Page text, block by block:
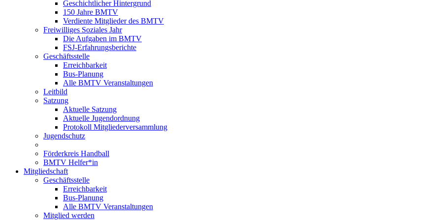
Geschichtlicher Hintergrund
150 Jahre BMTV
Verdiente Mitglieder des BMTV
Freiwilliges Soziales Jahr
Die Aufgaben im BMTV
FSJ-Erfahrungsberichte
Geschäftsstelle
Erreichbarkeit
Bus-Planung
Alle BMTV Veranstaltungen
Leitbild
Satzung
Aktuelle Satzung
Aktuelle Jugendordnung
Protokoll Mitgliederversammlung
Jugendschutz
Förderkreis Handball
BMTV Helfer*in
Mitgliedschaft
Geschäftsstelle
Erreichbarkeit
Bus-Planung
Alle BMTV Veranstaltungen
Mitglied werden